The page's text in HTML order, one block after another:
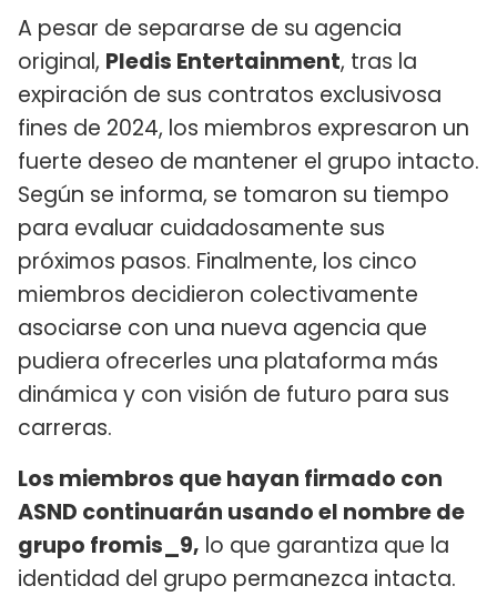
A pesar de separarse de su agencia
original, Pledis Entertainment, tras la
expiración de sus contratos exclusivosa
fines de 2024, los miembros expresaron un
fuerte deseo de mantener el grupo intacto.
Según se informa, se tomaron su tiempo
para evaluar cuidadosamente sus
próximos pasos. Finalmente, los cinco
miembros decidieron colectivamente
asociarse con una nueva agencia que
pudiera ofrecerles una plataforma más
dinámica y con visión de futuro para sus
carreras.
Los miembros que hayan firmado con
ASND continuarán usando el nombre de
grupo fromis_9, lo que garantiza que la
identidad del grupo permanezca intacta.